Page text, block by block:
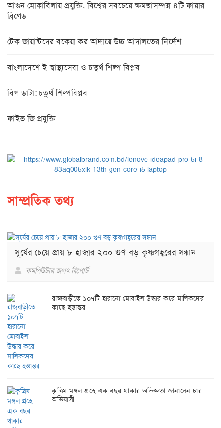
আগুন মোকাবিলায় প্রযুক্তি, বিশ্বের সবচেয়ে ক্ষমতাসম্পন্ন ৪টি ফায়ার
ব্রিগেড
টেক জায়ান্টদের বকেয়া কর আদায়ে উচ্চ আদালতের নির্দেশ
বাংলাদেশে ই-স্বাস্থ্যসেবা ও চতুর্থ শিল্প বিপ্লব
বিগ ডাটা: চতুর্থ শিল্পবিপ্লব
ফাইভ জি প্রযুক্তি
সাম্প্রতিক তথ্য
সূর্যের চেয়ে প্রায় ৮ হাজার ২০০ গুণ বড় কৃষ্ণগহ্বরের সন্ধান
কমপিউটার জগৎ রিপোর্ট
রাজবাড়ীতে ১০৭টি হারানো মোবাইল উদ্ধার করে মালিকদের
কাছে হস্তান্তর
কৃত্রিম মঙ্গল গ্রহে এক বছর থাকার অভিজ্ঞতা জানালেন চার
অভিযাত্রী